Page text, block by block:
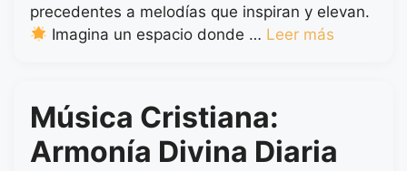
precedentes a melodías que inspiran y elevan.
Imagina un espacio donde … Leer más
Música Cristiana:
Armonía Divina Diaria